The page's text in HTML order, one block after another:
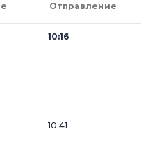
Отправление
10:16
10:41